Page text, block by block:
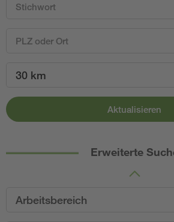
30 km
Aktualisieren
Erweiterte
Arbeitsbereich